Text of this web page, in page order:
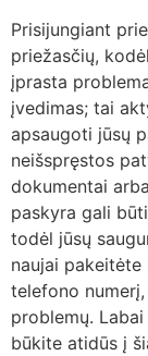
Prisijungiant
priežasčių,
įprasta
įvedimas; tai
apsaugoti jūsų
neišspręstos
dokumentai
paskyra gali
todėl jūsų
naujai
telefono
problemų.
būkite atidūs į